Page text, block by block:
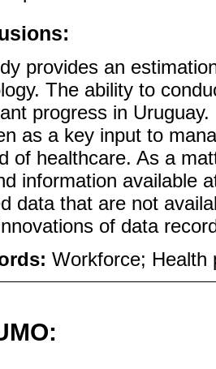
provides an
The ability to
progress in
as a key input to
of healthcare. As a
information available
data that are not
of data
Workforce; Health